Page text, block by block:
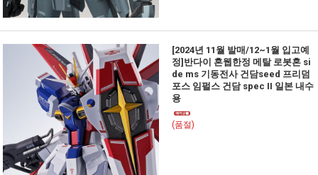
[2024년 11월 발매/12~1월 입고예
정]반다이 혼웹한정 메탈 로봇혼 si
de ms 기동전사 건담seed 프리덤
포스 임펄스 건담 spec II 일본 내수
용
(품절)